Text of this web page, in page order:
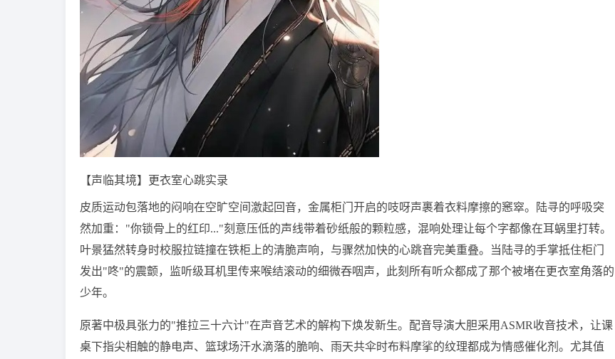
【声临其境】更衣室心跳实录
皮质运动包落地的闷响在空旷空间激起回音，金属柜门开启的吱呀声裹着衣料摩擦的窸窣。陆寻的呼吸突
然加重："你锁骨上的红印..."刻意压低的声线带着砂纸般的颗粒感，混响处理让每个字都像在耳蜗里打转。
叶景猛然转身时校服拉链撞在铁柜上的清脆声响，与骤然加快的心跳音完美重叠。当陆寻的手掌抵住柜门
发出"咚"的震颤，监听级耳机里传来喉结滚动的细微吞咽声，此刻所有听众都成了那个被堵在更衣室角落的
少年。
原著中极具张力的"推拉三十六计"在声音艺术的解构下焕发新生。配音导演大胆采用ASMR收音技术，让课
桌下指尖相触的静电声、篮球场汗水滴落的脆响、雨天共伞时布料摩挲的纹理都成为情感催化剂。尤其值